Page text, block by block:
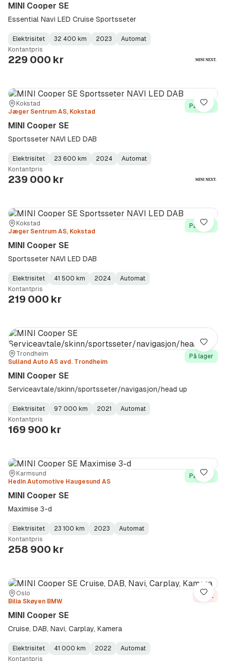
MINI Cooper SE
Essential Navi LED Cruise Sportsseter
Fuel
Type:
Elektrisitet
Kilometerstand:
32 400 km
Model
Year:
2023
Gearbox
Type:
Automat
Kontantpris
229 000 kr
Sted:
Kokstad
Forhandler:
Jæger Sentrum AS, Kokstad
På lager
MINI Cooper SE
Sportsseter NAVI LED DAB
Fuel
Type:
Elektrisitet
Kilometerstand:
23 600 km
Model
Year:
2024
Gearbox
Type:
Automat
Kontantpris
239 000 kr
Lagre
Sted:
Kokstad
Forhandler:
Jæger Sentrum AS, Kokstad
På lager
MINI Cooper SE
Sportsseter NAVI LED DAB
Fuel
Type:
Elektrisitet
Kilometerstand:
41 500 km
Model
Year:
2024
Gearbox
Type:
Automat
Kontantpris
219 000 kr
Lagre
Sted:Trondheim
Forhandler:
Sulland Auto AS avd. Trondheim
På lager
MINI Cooper SE
Serviceavtale/skinn/sportsseter/navigasjon/head up
Fuel
Type:
Elektrisitet
Kilometerstand:
97 000 km
Model
Year:
2021
Gearbox
Type:
Automat
Kontantpris
169 900 kr
Lagre
Sted:Karmsund
Forhandler:
Hedin Automotive Haugesund AS
På lager
MINI Cooper SE
Maximise 3-d
Fuel
Type:
Elektrisitet
Kilometerstand:
23 100 km
Model
Year:
2023
Gearbox
Type:
Automat
Kontantpris
258 900 kr
Lagre
Sted:
Oslo
Forhandler:
Bilia Skøyen BMW
Solgt
MINI Cooper SE
Cruise, DAB, Navi, Carplay, Kamera
Fuel
Elektrisitet
Kilometerstand:
41 000 km
Model
2022
Gearbox
Automat
Kontantpris
Lagre